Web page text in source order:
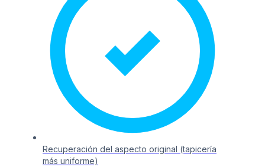
Recuperación del aspecto original (tapicería
más uniforme)